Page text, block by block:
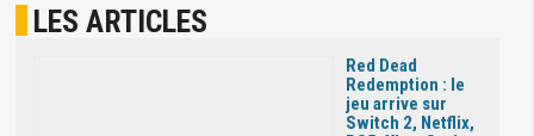
LES ARTICLES
Red Dead
Redemption : le
jeu arrive sur
Switch 2, Netflix,